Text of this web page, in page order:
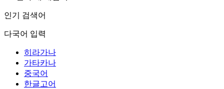
인기 검색어
다국어 입력
히라가나
가타카나
중국어
한글고어